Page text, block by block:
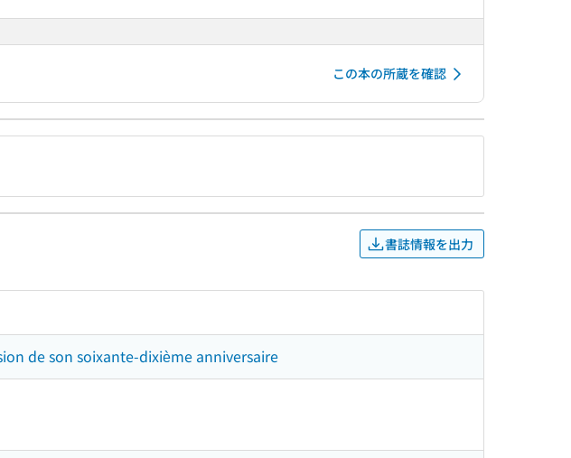
この本の所蔵を確認
書誌情報を出力
de son soixante-dixième anniversaire